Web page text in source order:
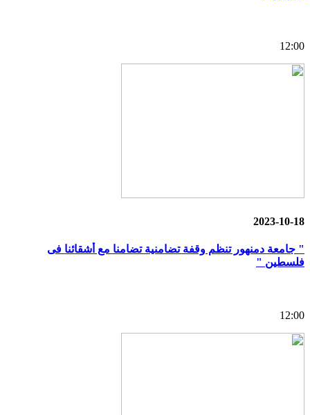
12:00
2023-10-18
" جامعة دمنهور تنظم وقفة تضامنية تضامنا مع أشقائنا فى
فلسطين "
12:00